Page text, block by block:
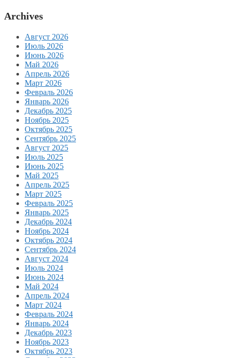
Archives
Август 2026
Июль 2026
Июнь 2026
Май 2026
Апрель 2026
Март 2026
Февраль 2026
Январь 2026
Декабрь 2025
Ноябрь 2025
Октябрь 2025
Сентябрь 2025
Август 2025
Июль 2025
Июнь 2025
Май 2025
Апрель 2025
Март 2025
Февраль 2025
Январь 2025
Декабрь 2024
Ноябрь 2024
Октябрь 2024
Сентябрь 2024
Август 2024
Июль 2024
Июнь 2024
Май 2024
Апрель 2024
Март 2024
Февраль 2024
Январь 2024
Декабрь 2023
Ноябрь 2023
Октябрь 2023